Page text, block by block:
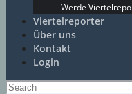
Werde
Viertelreporter
Über uns
Kontakt
Login